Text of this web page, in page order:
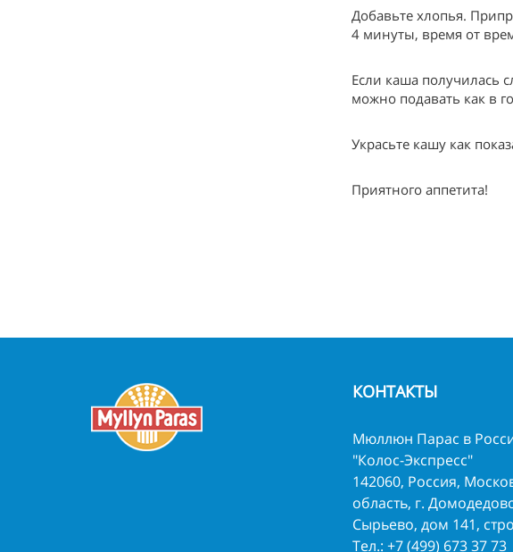
Добавьте хлопья.
4 минуты, время от
Если каша получилась
можно подавать как в
Украсьте кашу как
Приятного аппетита!
КОНТАКТЫ
Мюллюн Парас в
"Колос-Экспресс"
142060, Россия,
область, г.
Сырьево, дом 141,
Тел.: +7 (499) 673 37 73